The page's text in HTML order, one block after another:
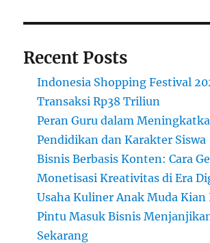
Recent Posts
Indonesia Shopping Festival
Transaksi Rp38 Triliun
Peran Guru dalam
Pendidikan dan Karakter Siswa
Bisnis Berbasis Konten: Cara
Monetisasi Kreativitas di Era
Usaha Kuliner Anak Muda Kian
Pintu Masuk Bisnis
Sekarang